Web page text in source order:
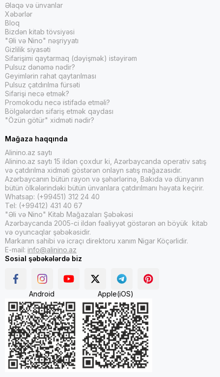
Əlaqə və ünvanlar
Xəbərlər
Bloq
Bizdən kitab tövsiyəsi
"Əli və Nino" nəşriyyatı
Gizlilik siyasəti
Sifarişimi qaytarmaq (dəyişmək) istəyirəm
Pulsuz dənəmə nədir?
Geyimlərin rahat qaytarılması
Pulsuz çatdırılma fürsəti
Sifarişi necə etmək?
Promokodu necə istifadə etməli?
Bölgələrdən sifariş etmək qaydası
"Özün götür" xidməti nədir?
Mağaza haqqında
Alinino.az saytı
Alinino.az saytı 15 ildən çoxdur ki, Azərbaycanda operativ satış
və çatdırılma xidməti göstərən onlayn satış mağazasıdır.
Azərbaycanın bütün rayon və şəhərlərinə, Bakıda və dünyanın
bütün ölkələrindəki bütün ünvanlara çatdırılmanı həyata keçirir.
Whatsap: (+99451) 312 24 40
Tel: (+99412) 431 40 67
"Əli və Nino" Kitab Mağazaları Şəbəkəsi
Azərbaycanda 2005-ci ildən fəaliyyət göstərən ən böyük kitab
və oyuncaqlar şəbəkəsidir.
Markanın sahibi və icraçı direktoru xanım Nigar Köçərlidir.
E-mail: info@alinino.az
Sosial şəbəkələrdə biz
Android Apple(iOS)